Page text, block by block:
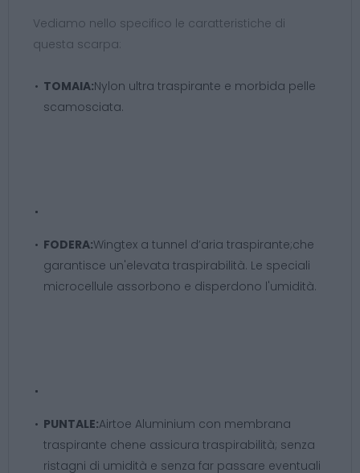
Vediamo nello specifico le caratteristiche di
questa scarpa:
TOMAIA:Nylon ultra traspirante e morbida pelle
scamosciata.
FODERA:Wingtex a tunnel d’aria traspirante;che
garantisce un'elevata traspirabilità. Le speciali
microcellule assorbono e disperdono l'umidità.
PUNTALE:Airtoe Aluminium con membrana
traspirante chene assicura traspirabilità; senza
ristagni di umidità e senza far passare eventuali